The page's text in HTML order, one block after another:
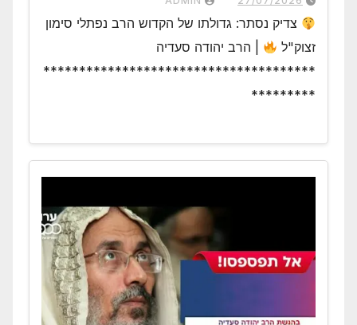
צדיק נסתר: גדולתו של הקדוש הרב נפתלי סימון
זצוק"ל
| הרב יהודה סעדיה
**************************************
*********